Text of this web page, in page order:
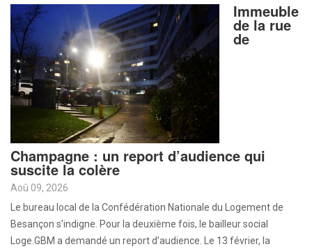
Immeuble
de la rue
de
Champagne : un report d’audience qui
suscite la colère
Aoû 09, 2026
Le bureau local de la Confédération Nationale du Logement de
Besançon s’indigne. Pour la deuxième fois, le bailleur social
Loge.GBM a demandé un report d’audience. Le 13 février, la